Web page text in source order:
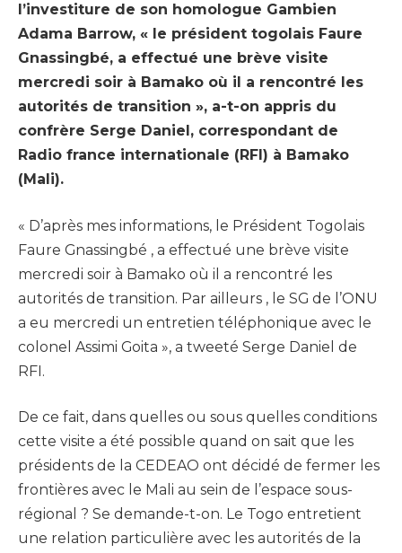
l’investiture de son homologue Gambien
Adama Barrow, « le président togolais Faure
Gnassingbé, a effectué une brève visite
mercredi soir à Bamako où il a rencontré les
autorités de transition », a-t-on appris du
confrère Serge Daniel, correspondant de
Radio france internationale (RFI) à Bamako
(Mali).
« D’après mes informations, le Président Togolais
Faure Gnassingbé , a effectué une brève visite
mercredi soir à Bamako où il a rencontré les
autorités de transition. Par ailleurs , le SG de l’ONU
a eu mercredi un entretien téléphonique avec le
colonel Assimi Goita », a tweeté Serge Daniel de
RFI.
De ce fait, dans quelles ou sous quelles conditions
cette visite a été possible quand on sait que les
présidents de la CEDEAO ont décidé de fermer les
frontières avec le Mali au sein de l’espace sous-
régional ? Se demande-t-on. Le Togo entretient
une relation particulière avec les autorités de la